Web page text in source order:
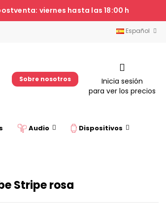
viernes hasta las 18:00 h
Español
Sobre nosotros
Inicia sesión
para ver los precios
Audio Dispositivos
Stripe rosa